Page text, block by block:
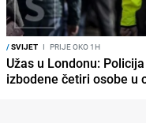
/SVIJET I PRIJE OKO 1H
Užas u Londonu:
izbodene četiri osobe u